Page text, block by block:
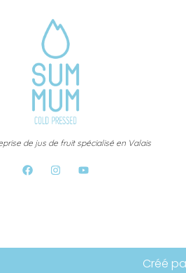
de jus de fruit spécialisé en Valais
Créé